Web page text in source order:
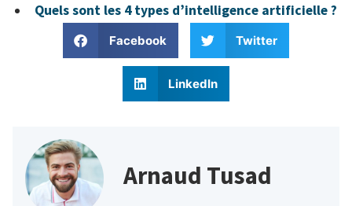
Quels sont les 4 types d’intelligence artificielle ?
Facebook Twitter
LinkedIn
Arnaud Tusad